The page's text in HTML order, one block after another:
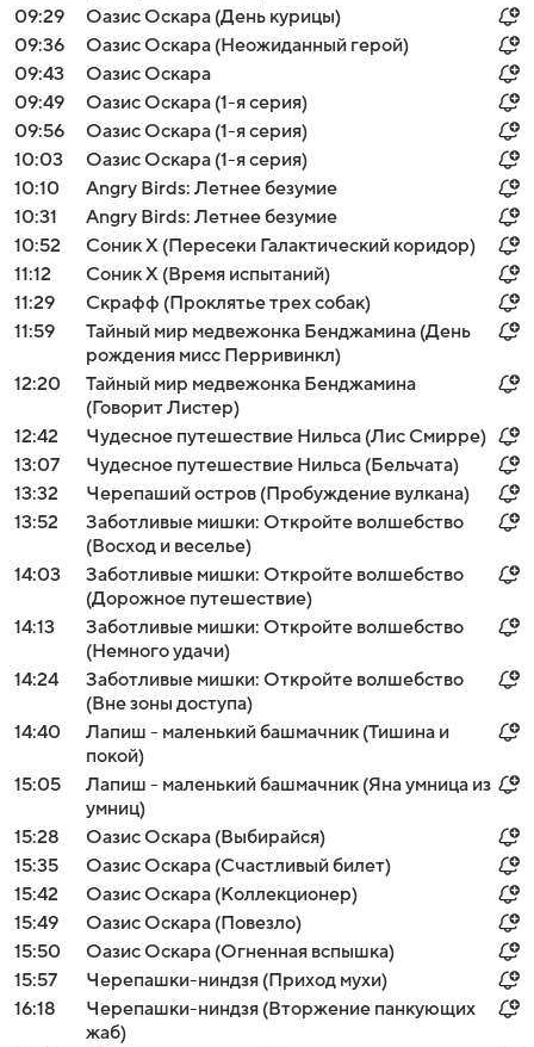
09:29
Оазис Оскара (День курицы)
09:36
Оазис Оскара (Неожиданный герой)
09:43
Оазис Оскара
09:49
Оазис Оскара (1-я серия)
09:56
Оазис Оскара (1-я серия)
10:03
Оазис Оскара (1-я серия)
10:10
Angry Birds: Летнее безумие
10:31
Angry Birds: Летнее безумие
10:52
Соник Х (Пересеки Галактический коридор)
11:12
Соник Х (Время испытаний)
11:29
Скрафф (Проклятье трех собак)
11:59
Тайный мир медвежонка Бенджамина (День
рождения мисс Перривинкл)
12:20
Тайный мир медвежонка Бенджамина
(Говорит Листер)
12:42
Чудесное путешествие Нильса (Лис Смирре)
13:07
Чудесное путешествие Нильса (Бельчата)
13:32
Черепаший остров (Пробуждение вулкана)
13:52
Заботливые мишки: Откройте волшебство
(Восход и веселье)
14:03
Заботливые мишки: Откройте волшебство
(Дорожное путешествие)
14:13
Заботливые мишки: Откройте волшебство
(Немного удачи)
14:24
Заботливые мишки: Откройте волшебство
(Вне зоны доступа)
14:40
Лапиш - маленький башмачник (Тишина и
покой)
15:05
Лапиш - маленький башмачник (Яна умница из
умниц)
15:28
Оазис Оскара (Выбирайся)
15:35
Оазис Оскара (Счастливый билет)
15:42
Оазис Оскара (Коллекционер)
15:49
Оазис Оскара (Повезло)
15:50
Оазис Оскара (Огненная вспышка)
15:57
Черепашки-ниндзя (Приход мухи)
16:18
Черепашки-ниндзя (Вторжение панкующих
жаб)